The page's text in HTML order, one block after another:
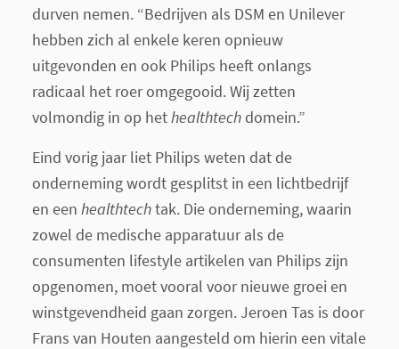
durven nemen. “Bedrijven als DSM en Unilever
hebben zich al enkele keren opnieuw
uitgevonden en ook Philips heeft onlangs
radicaal het roer omgegooid. Wij zetten
volmondig in op hethealthtechdomein.”
Eind vorig jaar liet Philips weten dat de
onderneming wordt gesplitst in een lichtbedrijf
en een healthtechtak. Die onderneming, waarin
zowel de medische apparatuur als de
consumenten lifestyle artikelen van Philips zijn
opgenomen, moet vooral voor nieuwe groei en
winstgevendheid gaan zorgen. Jeroen Tas is door
Frans van Houten aangesteld om hierin een vitale